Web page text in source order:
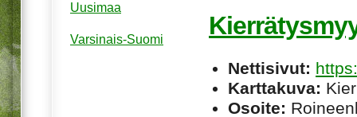
Nettisivut:
Karttakuva:
Osoite:
Uusimaa
Varsinais-Suomi